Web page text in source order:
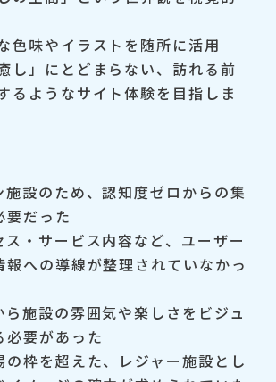
色味やイラストを随所に活用
し」にとどまらない、訪れる前
るようなサイト体験を目指しま
施設のため、認知度ゼロからの集
要だった
ス・サービス内容など、ユーザー
報への導線が整理されていなかっ
ら施設の雰囲気や楽しさをビジュ
必要があった
の枠を超えた、レジャー施設とし